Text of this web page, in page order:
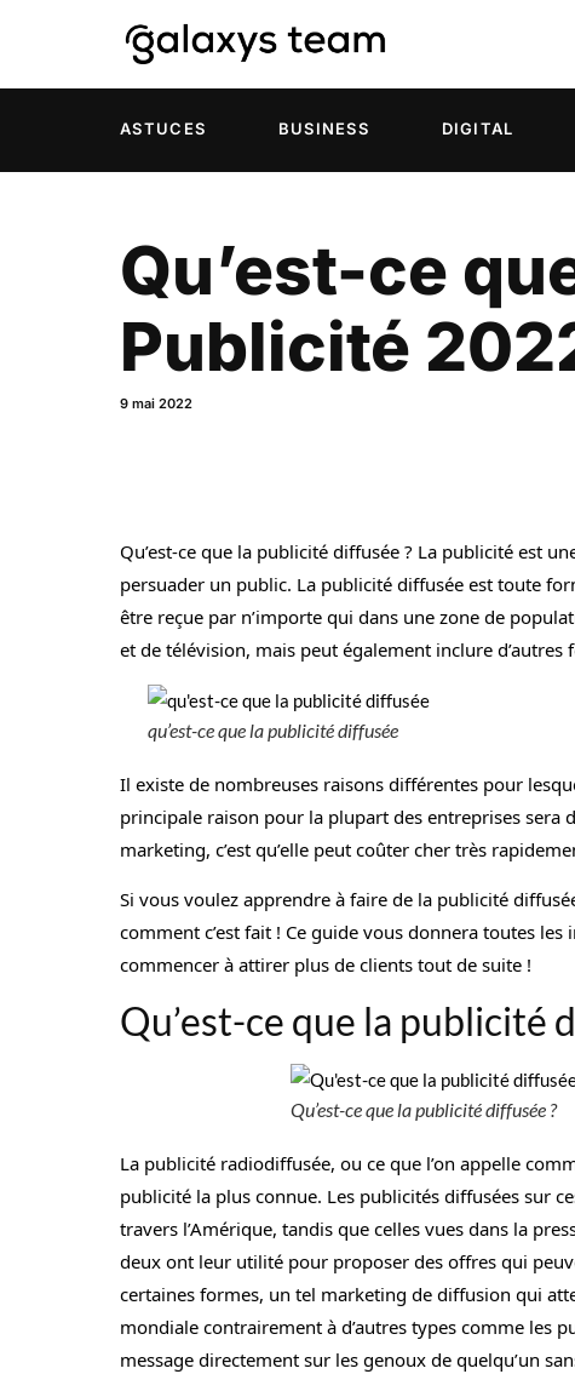
ASTUCES BUSINESS DIGITAL
Qu’est-ce
Publicité
9 mai 2022
Qu’est-ce que la publicité diffusée ? La publicité est
persuader un public. La publicité diffusée est toute
être reçue par n’importe qui dans une zone de
et de télévision, mais peut également inclure
qu’est-ce que la publicité diffusée
Il existe de nombreuses raisons différentes pour
principale raison pour la plupart des entreprises sera
marketing, c’est qu’elle peut coûter cher très
Si vous voulez apprendre à faire de la publicité
comment c’est fait ! Ce guide vous donnera toutes
commencer à attirer plus de clients tout de suite !
Qu’est-ce que la publicité
Qu’est-ce que la publicité diffusée ?
La publicité radiodiffusée, ou ce que l’on appelle
publicité la plus connue. Les publicités diffusées sur
travers l’Amérique, tandis que celles vues dans la
deux ont leur utilité pour proposer des offres qui
certaines formes, un tel marketing de diffusion qui
mondiale contrairement à d’autres types comme les
message directement sur les genoux de quelqu’un